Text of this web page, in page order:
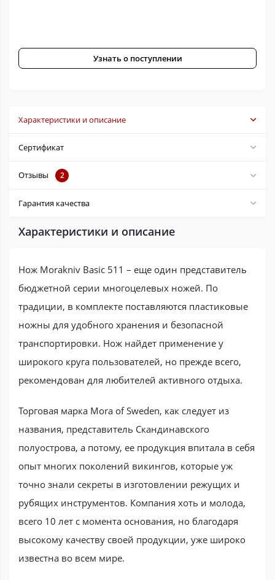
Узнать о поступлении
Характеристики и описание
Сертификат
Отзывы 2
Гарантия качества
Характеристики и описание
Нож Morakniv Basic 511 – еще один представитель
бюджетной серии многоцелевых ножей. По
традиции, в комплекте поставляются пластиковые
ножны для удобного хранения и безопасной
транспортировки. Нож найдет применение у
широкого круга пользователей, но прежде всего,
рекомендован для любителей активного отдыха.
Торговая марка Mora of Sweden, как следует из
названия, представитель Скандинавского
полуострова, а потому, ее продукция впитала в себя
опыт многих поколений викингов, которые уж
точно знали секреты в изготовлении режущих и
рубящих инструментов. Компания хоть и молода,
всего 10 лет с момента основания, но благодаря
высокому качеству своей продукции, уже широко
известна во всем мире.